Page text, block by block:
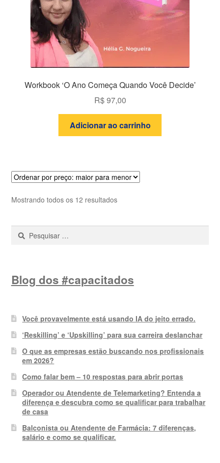
Workbook ‘O Ano Começa Quando Você Decide’
R$97,00
Adicionar ao carrinho
Mostrando todos os 12 resultadosClassificado
Pesquisar
por:
Blog dos #capacitados
Você provavelmente está usando IA do jeito errado.
‘Reskilling’ e ‘Upskilling’ para sua carreira deslanchar
O que as empresas estão buscando nos profissionais
em 2026?
Como falar bem – 10 respostas para abrir portas
Operador ou Atendente de Telemarketing? Entenda a
diferença e descubra como se qualificar para trabalhar
de casa
Balconista ou Atendente de Farmácia: 7 diferenças,
salário e como se qualificar.